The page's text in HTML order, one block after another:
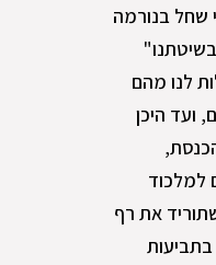
שחל בנורמה
בלי לגלות לנו מהם
ועד היכן
למלכוד
את רף